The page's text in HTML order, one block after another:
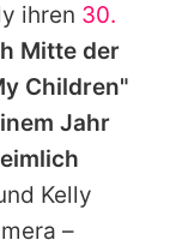
ihren 30.
Mitte der
Children"
Jahr
Kelly
–